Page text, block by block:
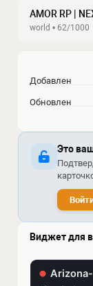
world • 62/1000
Добавлен
Обновлен
Это
Виджет для